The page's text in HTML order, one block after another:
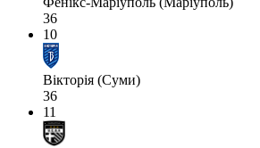
36
10
Вікторія (Суми)
36
11